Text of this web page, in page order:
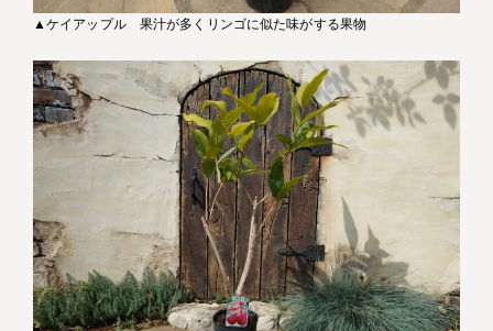
▲ケイアップル 果汁が多くリンゴに似た味がする果物